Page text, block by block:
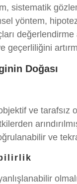
sistematik
yöntem,
geçerliliğini
Doğası
ve tarafsız
ve